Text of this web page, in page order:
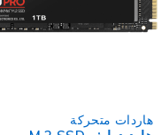
هاردات متحركة